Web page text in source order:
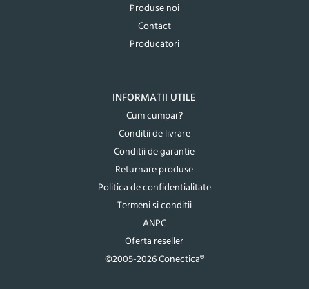
Produse noi
Contact
Producatori
INFORMATII UTILE
Cum cumpar?
Conditii de livrare
Conditii de garantie
Returnare produse
Politica de confidentialitate
Termeni si conditii
ANPC
Oferta reseller
©2005-2026 Conectica®